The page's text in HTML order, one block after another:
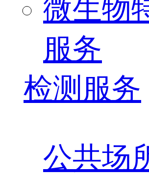
微生物
服务
检测服务
公共场